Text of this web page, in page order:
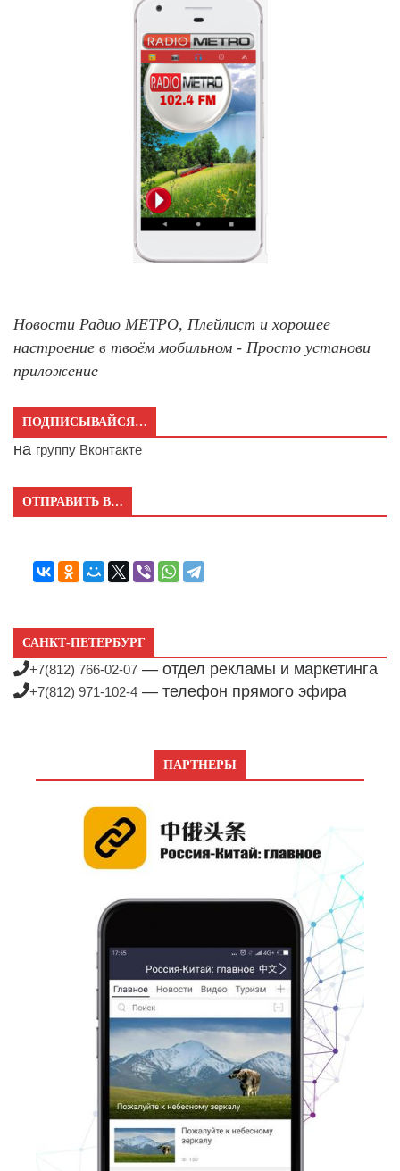
Новости Радио МЕТРО, Плейлист и хорошее
настроение в твоём мобильном - Просто установи
приложение
ПОДПИСЫВАЙСЯ…
на группу Вконтакте
ОТПРАВИТЬ В…
САНКТ-ПЕТЕРБУРГ
+7(812) 766-02-07 — отдел рекламы и маркетинга
+7(812) 971-102-4 — телефон прямого эфира
ПАРТНЕРЫ